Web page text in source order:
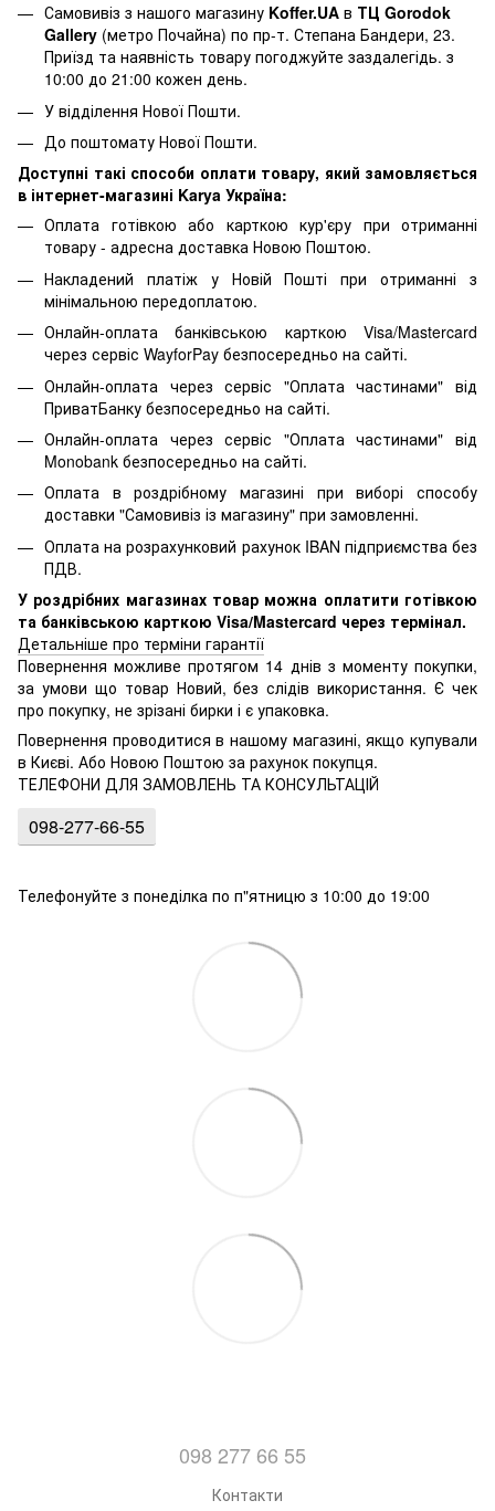
Самовивіз з нашого магазину Koffer.UA в ТЦ Gorodok
Gallery (метро Почайна) по пр-т. Степана Бандери, 23.
Приїзд та наявність товару погоджуйте заздалегідь. з
10:00 до 21:00 кожен день.
У відділення Нової Пошти.
До поштомату Нової Пошти.
Доступні такі способи оплати товару, який замовляється
в інтернет-магазині Karya Україна:
Оплата готівкою або карткою кур'єру при отриманні
товару - адресна доставка Новою Поштою.
Накладений платіж у Новій Пошті при отриманні з
мінімальною передоплатою.
Онлайн-оплата банківською карткою Visa/Mastercard
через сервіс WayforPay безпосередньо на сайті.
Онлайн-оплата через сервіс "Оплата частинами" від
ПриватБанку безпосередньо на сайті.
Онлайн-оплата через сервіс "Оплата частинами" від
Monobank безпосередньо на сайті.
Оплата в роздрібному магазині при виборі способу
доставки "Самовивіз із магазину" при замовленні.
Оплата на розрахунковий рахунок IBAN підприємства без
ПДВ.
У роздрібних магазинах товар можна оплатити готівкою
та банківською карткою Visa/Mastercard через термінал.
Детальніше про терміни гарантії
Повернення можливе протягом 14 днів з моменту покупки,
за умови що товар Новий, без слідів використання. Є чек
про покупку, не зрізані бирки і є упаковка.
Повернення проводитися в нашому магазині, якщо купували
в Києві. Або Новою Поштою за рахунок покупця.
ТЕЛЕФОНИ ДЛЯ ЗАМОВЛЕНЬ ТА КОНСУЛЬТАЦІЙ
098-277-66-55
Телефонуйте з понеділка по п"ятницю з 10:00 до 19:00
098 277 66 55
Контакти